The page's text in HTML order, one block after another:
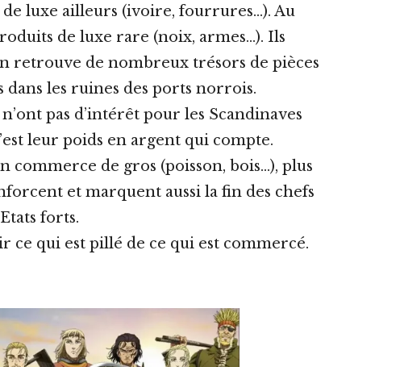
luxe ailleurs (ivoire, fourrures…). Au
de luxe rare (noix, armes…). Ils
retrouve de nombreux trésors de pièces
dans les ruines des ports norrois.
pas d’intérêt pour les Scandinaves
leur poids en argent qui compte.
commerce de gros (poisson, bois…), plus
et marquent aussi la fin des chefs
forts.
ce qui est pillé de ce qui est commercé.